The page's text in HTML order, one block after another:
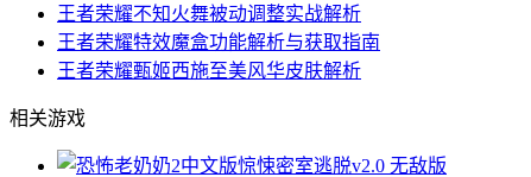
王者荣耀不知火舞被动调整实战解析
王者荣耀特效魔盒功能解析与获取指南
王者荣耀甄姬西施至美风华皮肤解析
相关游戏